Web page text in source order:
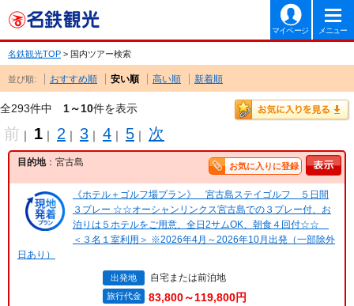
マイページ メニュー
名鉄観光TOP > 国内ツアー検索
並び順: おすすめ順 安い順 高い順 新着順
全293件中 1～10件を表示
前 ｜ 1 ｜ 2 ｜ 3 ｜ 4 ｜ 5 ｜ 次
目的地：宮古島 お気に入りに登録
《ホテル＋ゴルフ場プラン》 宮古島ステイゴルフ ５日間
３プレー ☆☆オーシャンリンクス宮古島での３プレー付、お
泊りは５ホテルをご用意、全日2サムOK、朝食４回付☆☆
＜３名１室利用＞ ※2026年4月～2026年10月出発（一部除外
日あり）
出発地 自宅または前泊地
旅行代金 83,800～119,800円